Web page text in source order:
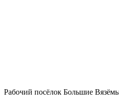
Рабочий посёлок Большие